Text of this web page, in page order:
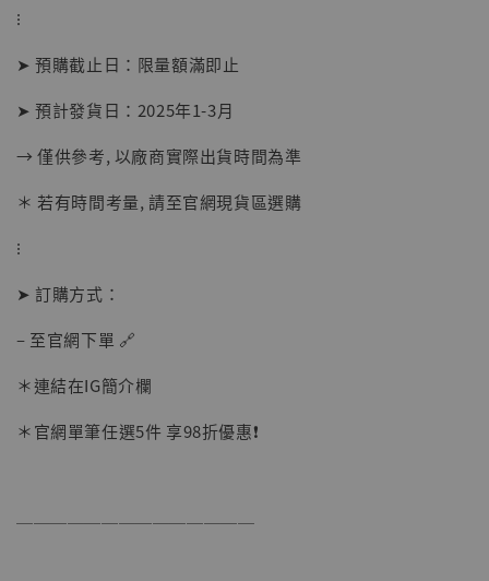
子彈飛 鵝城縣長 張麻子 [BK01]
⁝
➤ 預購截止日：限量額滿即止
➤ 預計發貨日：2025年1-3月
→ 僅供參考, 以廠商實際出貨時間為準
＊ 若有時間考量, 請至官網現貨區選購
⁝
➤ 訂購方式：
– 至官網下單 🔗
＊連結在IG簡介欄
＊官網單筆任選5件 享98折優惠❗️
──────────────